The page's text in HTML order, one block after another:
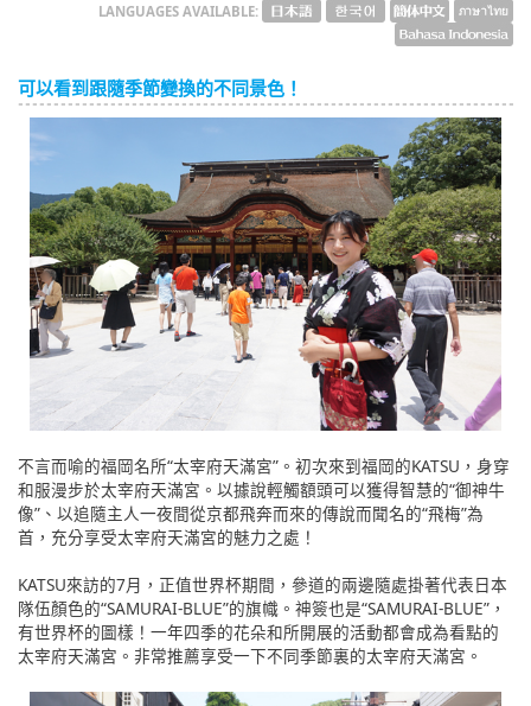
LANGUAGES AVAILABLE:
可以看到跟隨季節變換的不同景色！
不言而喻的福岡名所“太宰府天滿宮”。初次來到福岡的KATSU，身穿
和服漫步於太宰府天滿宮。以據說輕觸額頭可以獲得智慧的“御神牛
像”、以追隨主人一夜間從京都飛奔而來的傳說而聞名的“飛梅”為
首，充分享受太宰府天滿宮的魅力之處！
KATSU來訪的7月，正值世界杯期間，參道的兩邊隨處掛著代表日本
隊伍顏色的“SAMURAI-BLUE”的旗幟。神簽也是“SAMURAI-BLUE”，
有世界杯的圖樣！一年四季的花朵和所開展的活動都會成為看點的
太宰府天滿宮。非常推薦享受一下不同季節裏的太宰府天滿宮。